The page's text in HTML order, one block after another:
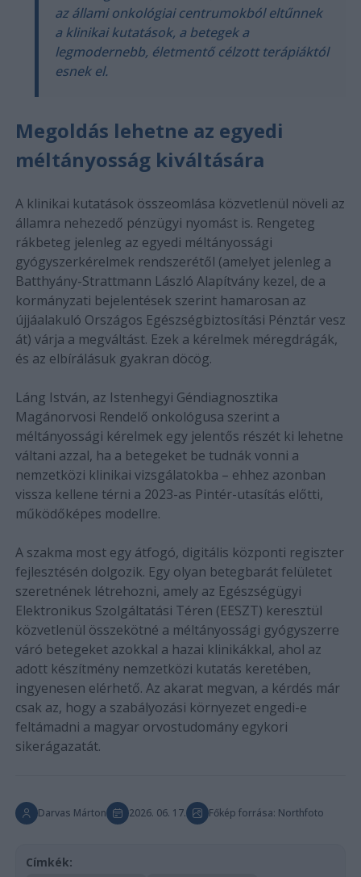
az állami onkológiai centrumokból eltűnnek
a klinikai kutatások, a betegek a
legmodernebb, életmentő célzott terápiáktól
esnek el.
Megoldás lehetne az egyedi
méltányosság kiváltására
A klinikai kutatások összeomlása közvetlenül növeli az
államra nehezedő pénzügyi nyomást is. Rengeteg
rákbeteg jelenleg az egyedi méltányossági
gyógyszerkérelmek rendszerétől (amelyet jelenleg a
Batthyány-Strattmann László Alapítvány kezel, de a
kormányzati bejelentések szerint hamarosan az
újjáalakuló Országos Egészségbiztosítási Pénztár vesz
át) várja a megváltást. Ezek a kérelmek méregdrágák,
és az elbírálásuk gyakran döcög.
Láng István, az Istenhegyi Géndiagnosztika
Magánorvosi Rendelő onkológusa szerint a
méltányossági kérelmek egy jelentős részét ki lehetne
váltani azzal, ha a betegeket be tudnák vonni a
nemzetközi klinikai vizsgálatokba – ehhez azonban
vissza kellene térni a 2023-as Pintér-utasítás előtti,
működőképes modellre.
A szakma most egy átfogó, digitális központi regiszter
fejlesztésén dolgozik. Egy olyan betegbarát felületet
szeretnének létrehozni, amely az Egészségügyi
Elektronikus Szolgáltatási Téren (EESZT) keresztül
közvetlenül összekötné a méltányossági gyógyszerre
váró betegeket azokkal a hazai klinikákkal, ahol az
adott készítmény nemzetközi kutatás keretében,
ingyenesen elérhető. Az akarat megvan, a kérdés már
csak az, hogy a szabályozási környezet engedi-e
feltámadni a magyar orvostudomány egykori
sikerágazatát.
Darvas Márton 2026. 06. 17. Főkép forrása: Northfoto
Címkék: